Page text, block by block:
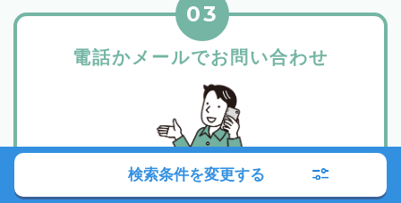
電話かメールでお問い合わせ
03
検索条件を変更する